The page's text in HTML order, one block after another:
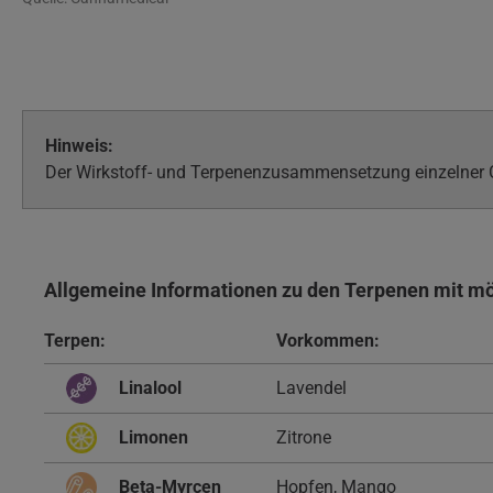
Hinweis:
Der Wirkstoff- und Terpenenzusammensetzung
Allgemeine Informationen zu den Terpenen mit
Terpen: Vorkommen:
Linalool Lavendel
Limonen Zitrone
Beta-Myrcen Hopfen, Mango